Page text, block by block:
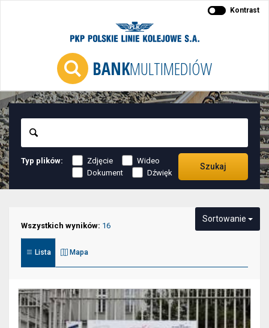
BANKMULTIMEDIÓW
Kontrast
Typ plików: Zdjęcie
Wideo
Dokument
Dźwięk
Szukaj
elementy
służące
filtrowania
wyników
wyszukiwania
Wszystkich wyników: 16
Lista Mapa
Sortowanie